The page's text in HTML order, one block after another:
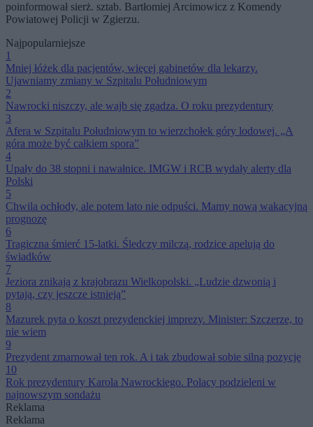
poinformował sierż. sztab. Bartłomiej Arcimowicz z Komendy
Powiatowej Policji w Zgierzu.
Najpopularniejsze
1
Mniej łóżek dla pacjentów, więcej gabinetów dla lekarzy.
Ujawniamy zmiany w Szpitalu Południowym
2
Nawrocki niszczy, ale wajb się zgadza. O roku prezydentury
3
Afera w Szpitalu Południowym to wierzchołek góry lodowej. „A
góra może być całkiem spora”
4
Upały do 38 stopni i nawałnice. IMGW i RCB wydały alerty dla
Polski
5
Chwila ochłody, ale potem lato nie odpuści. Mamy nową wakacyjną
prognozę
6
Tragiczna śmierć 15-latki. Śledczy milczą, rodzice apelują do
świadków
7
Jeziora znikają z krajobrazu Wielkopolski. „Ludzie dzwonią i
pytają, czy jeszcze istnieją”
8
Mazurek pyta o koszt prezydenckiej imprezy. Minister: Szczerze, to
nie wiem
9
Prezydent zmarnował ten rok. A i tak zbudował sobie silną pozycję
10
Rok prezydentury Karola Nawrockiego. Polacy podzieleni w
najnowszym sondażu
Reklama
Reklama